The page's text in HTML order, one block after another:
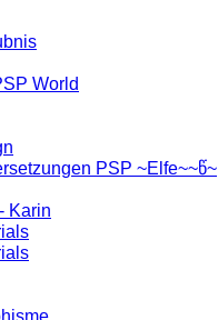
World
PSP ~Elfe~~წ~
Karin